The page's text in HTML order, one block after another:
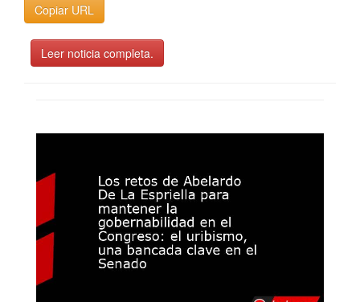
Copiar URL
Leer noticia completa.